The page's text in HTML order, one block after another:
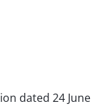
dated 24 June